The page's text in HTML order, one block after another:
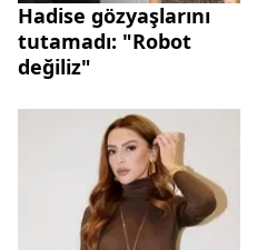
Hadise gözyaşlarını
tutamadı: "Robot
değiliz"